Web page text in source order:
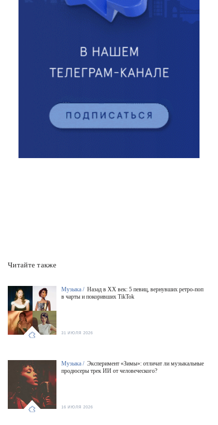
Читайте также
Музыка / Назад в XX век: 5 певиц, вернувших ретро-поп
в чарты и покоривших TikTok
31 ИЮЛЯ 2026
Музыка / Эксперимент «Зимы»: отличат ли музыкальные
продюсеры трек ИИ от человеческого?
16 ИЮЛЯ 2026